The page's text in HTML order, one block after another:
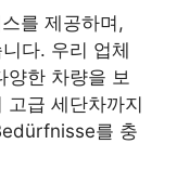
를 제공하며,
다. 우리 업체
양한 차량을 보
고급 세단차까지
를 충